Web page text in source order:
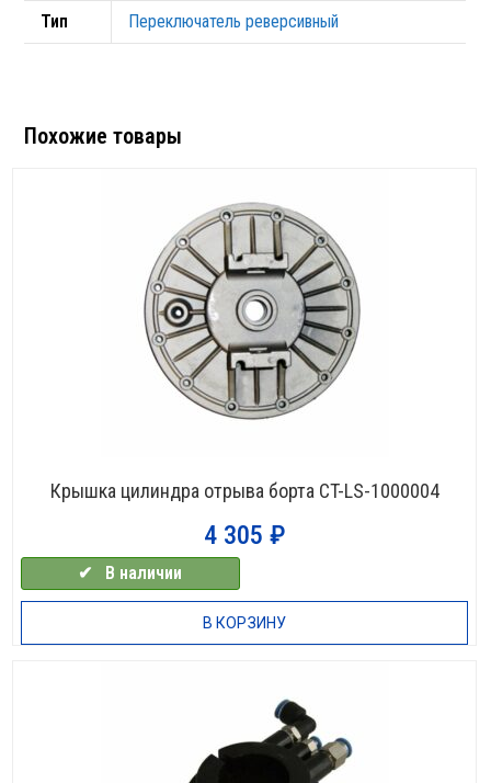
Тип Переключатель реверсивный
Похожие товары
Крышка цилиндра отрыва борта CT-LS-1000004
4 305 ₽
✔⠀В наличии
В КОРЗИНУ